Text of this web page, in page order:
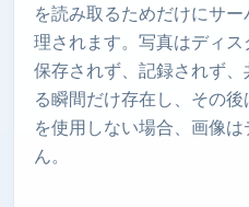
を読み取るためだけにサ
理されます。写真はディス
保存されず、記録されず
る瞬間だけ存在し、その
を使用しない場合、画像
ん。